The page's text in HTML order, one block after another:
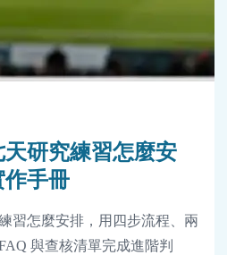
研究練習怎麼安
作手冊
習怎麼安排，用四步流程、兩
與查核清單完成進階判